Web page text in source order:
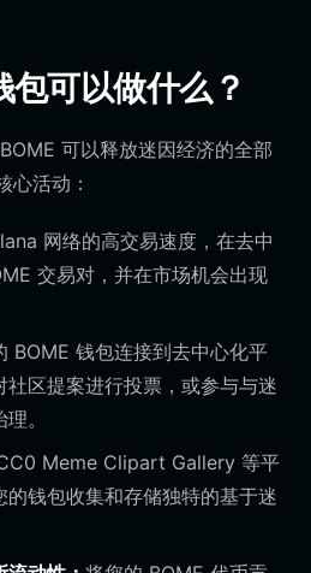
包可以做什么？
可以释放迷因经济的全部
心活动：
网络的高交易速度，在去中
交易对，并在市场机会出现
BOME 钱包连接到去中心化平
社区提案进行投票，或参与与迷
。
Meme Clipart Gallery 等平
的钱包收集和存储独特的基于迷